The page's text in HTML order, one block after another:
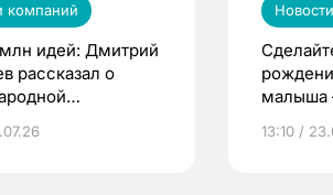
компаний
идей: Дмитрий
рассказал о
малыша
по ОМС!
13:10 /